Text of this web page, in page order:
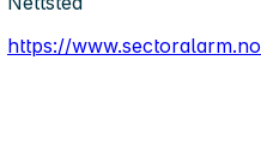
https://